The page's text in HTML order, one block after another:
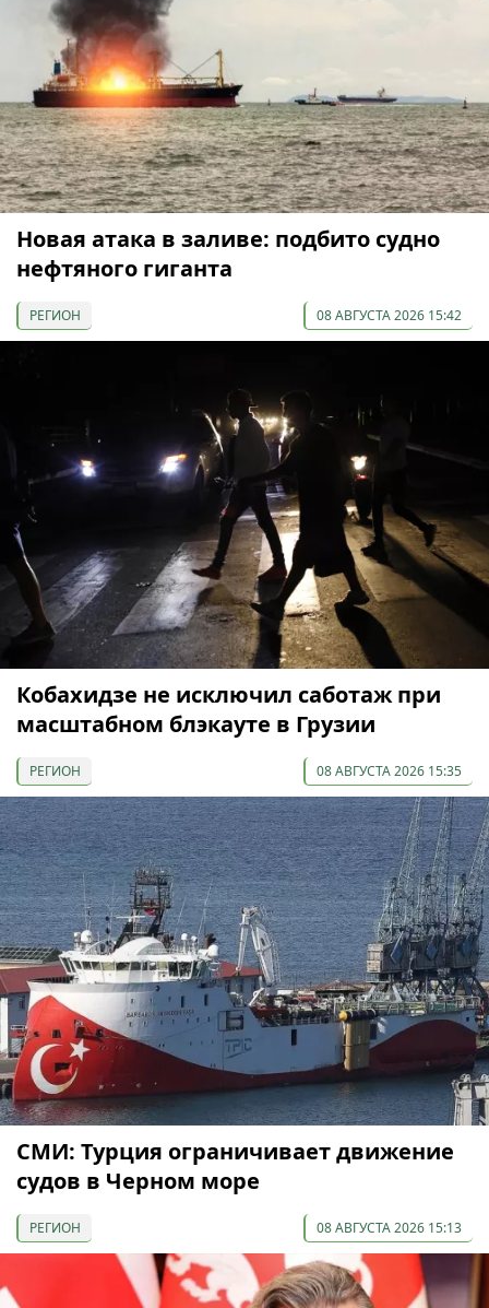
Новая атака в заливе: подбито судно
нефтяного гиганта
РЕГИОН 08 АВГУСТА 2026 15:42
Кобахидзе не исключил саботаж при
масштабном блэкауте в Грузии
РЕГИОН 08 АВГУСТА 2026 15:35
СМИ: Турция ограничивает движение
судов в Черном море
РЕГИОН 08 АВГУСТА 2026 15:13